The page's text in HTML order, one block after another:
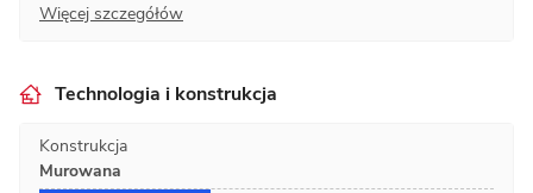
Więcej szczegółów
Technologia i konstrukcja
Konstrukcja
Murowana